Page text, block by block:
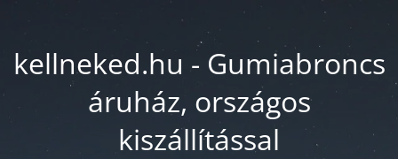
kellneked.hu - Gumiabroncs
áruház, országos
kiszállítással